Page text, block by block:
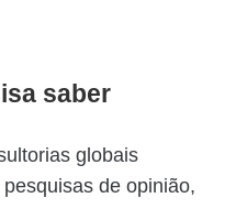
saber
globais
de opinião,